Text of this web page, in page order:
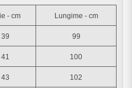
- cm Lungime - cm
39 99
41 100
43 102